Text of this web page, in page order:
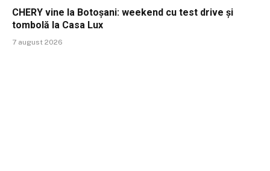
CHERY vine la Botoșani: weekend cu test drive și
tombolă la Casa Lux
7 august 2026